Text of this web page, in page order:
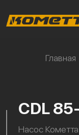
Главная
CDL
Насос